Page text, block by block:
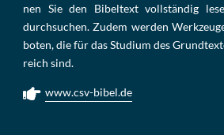
nen Sie den Bi­bel­text voll­stän­dig
durch­su­chen. Zu­dem wer­den
bo­ten, die für das Stu­di­um des
reich sind.
www.csv-bibel.de